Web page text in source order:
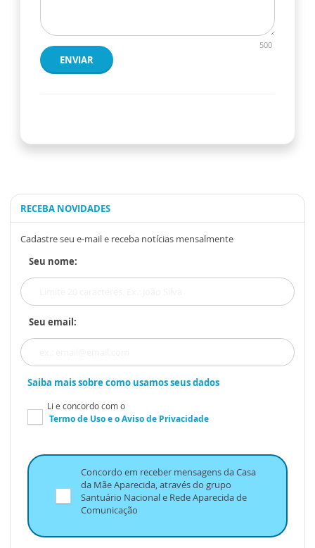
500
ENVIAR
RECEBA NOVIDADES
Cadastre seu e-mail e receba notícias mensalmente
Seu nome:
Seu email:
Saiba mais sobre como usamos seus dados
Li e concordo com o
Termo de Usoe oAviso de Privacidade
Concordo em receber mensagens da Casa
da Mãe Aparecida, através do grupo
Santuário Nacional e Rede Aparecida de
Comunicação